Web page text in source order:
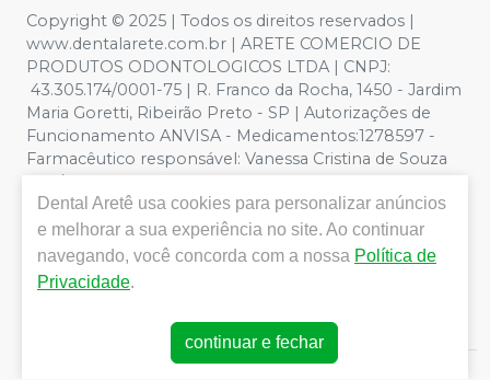
Copyright © 2025 | Todos os direitos reservados |
www.dentalarete.com.br | ARETE COMERCIO DE
PRODUTOS ODONTOLOGICOS LTDA | CNPJ:
43.305.174/0001-75 | R. Franco da Rocha, 1450 - Jardim
Maria Goretti, Ribeirão Preto - SP | Autorizações de
Funcionamento ANVISA - Medicamentos:1278597 -
Farmacêutico responsável: Vanessa Cristina de Souza
CRF/SP nº 52627 | Política de Privacidade e Segurança -
Fotos meramente ilustrativas - Os preços e condições
da loja virtual estão sujeitos a alterações. Em caso de
divergência de preços no site, o valor válido é o do
Carrinho de Compra. Não vendemos por atacado, por
isso nos reservamos o direito de não atender compras
de grandes volumes pelo site.
Dental Aretê usa cookies para personalizar anúncios
e melhorar a sua experiência no site. Ao continuar
navegando, você concorda com a nossa Política de
Privacidade.
continuar e fechar